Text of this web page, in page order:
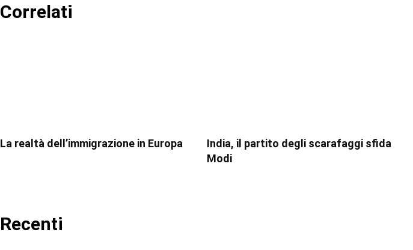
Correlati
La realtà dell’immigrazione in Europa
India, il partito degli scarafaggi sfida
Modi
Recenti